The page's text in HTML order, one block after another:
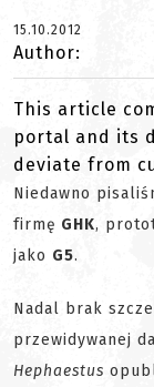
15.10.2012
Author:
This article
portal and its
deviate from
Niedawno
firmę GHK,
jako G5.
Nadal brak
przewidywanej
Hephaestus